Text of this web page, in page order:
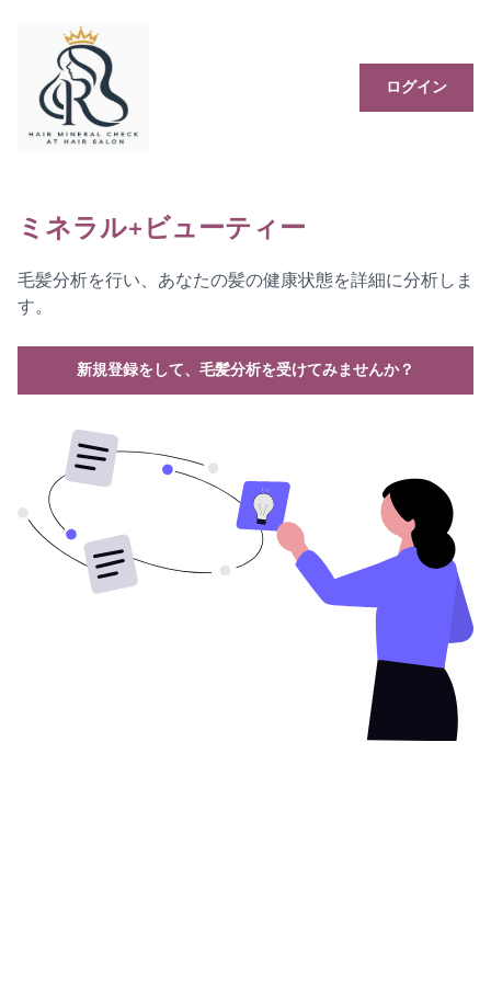
ログイン
ミネラル+ビューティー
毛髪分析を行い、あなたの髪の健康状態を詳細に分析しま
す。
新規登録をして、毛髪分析を受けてみませんか？